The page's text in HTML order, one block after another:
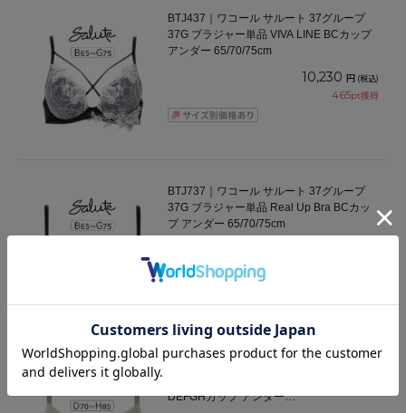
BTJ437｜ワコール サルート 37グループ
37G ブラジャー単品 VIVA LINE BCカップ
アンダー 65/70/75cm
10,230 円 (税込)
465pt獲得
BTJ737｜ワコール サルート 37グループ
37G ブラジャー単品 Real Up Bra BCカッ
プ アンダー 65/70/75cm
BRB452｜ワコール 小さく見せるブラ （シ
DEFGHカップ アンダー